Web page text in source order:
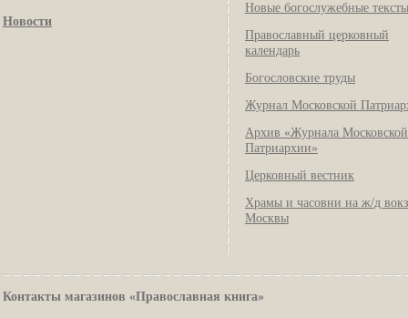
Новости
Новые богослужебные тексты
Православный церковный
календарь
Богословские труды
Журнал Московской
Архив «Журнала Московской
Патриархии»
Церковный вестник
Храмы и часовни на ж/д
Москвы
Контакты магазинов «Православная книга»